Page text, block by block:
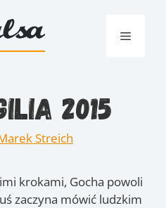
Menu
2015
Streich
krokami, Gocha powoli
zaczyna mówić ludzkim